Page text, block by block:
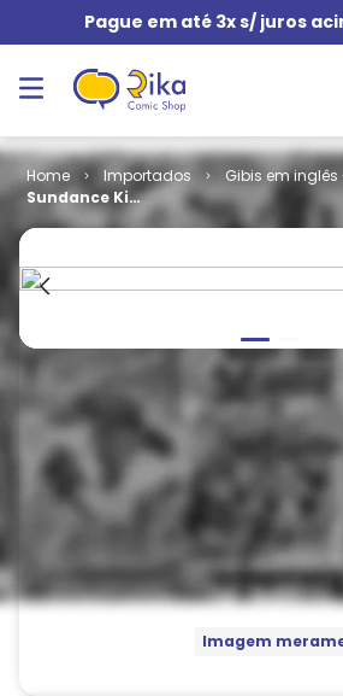
Pague em até 3x s/ juros
Importados Gibis em inglês
Sundance Kid
# 2
Imagem